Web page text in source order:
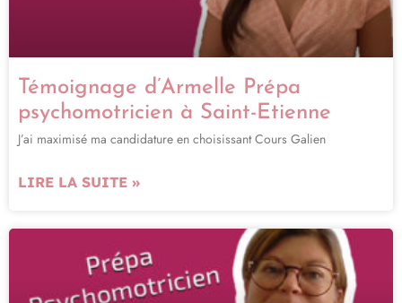
Témoignage d’Armelle Prépa
psychomotricien à Saint-Etienne
J’ai maximisé ma candidature en choisissant Cours Galien
LIRE LA SUITE »